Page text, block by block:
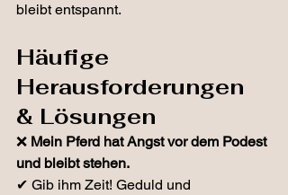
bleibt entspannt.
Häufige
Herausforderungen
& Lösungen
❌ Mein Pferd hat Angst vor dem Podest
und bleibt stehen.
✔ Gib ihm Zeit! Geduld und